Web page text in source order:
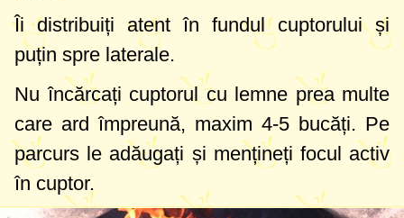
Îi distribuiți atent în fundul cuptorului și
puțin spre laterale.
Nu încărcați cuptorul cu lemne prea multe
care ard împreună, maxim 4-5 bucăți. Pe
parcurs le adăugați și mențineți focul activ
în cuptor.